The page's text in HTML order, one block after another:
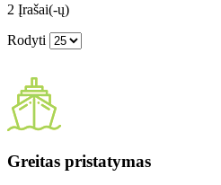
2 Įrašai(-ų)
Rodyti
Greitas pristatymas